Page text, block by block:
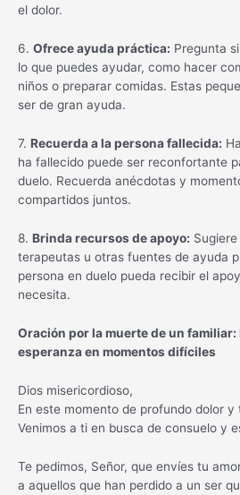
el dolor.
6. Ofrece ayuda práctica: Pregunta
lo que puedes ayudar, como hacer
niños o preparar comidas. Estas
ser de gran ayuda.
7. Recuerda a la persona fallecida:
ha fallecido puede ser reconfortante
duelo. Recuerda anécdotas y
compartidos juntos.
8. Brinda recursos de apoyo:
terapeutas u otras fuentes de ayuda
persona en duelo pueda recibir el
necesita.
Oración por la muerte de un
esperanza en momentos difíciles
Dios misericordioso,
En este momento de profundo dolor y
Venimos a ti en busca de consuelo y
Te pedimos, Señor, que envíes tu
a aquellos que han perdido a un ser